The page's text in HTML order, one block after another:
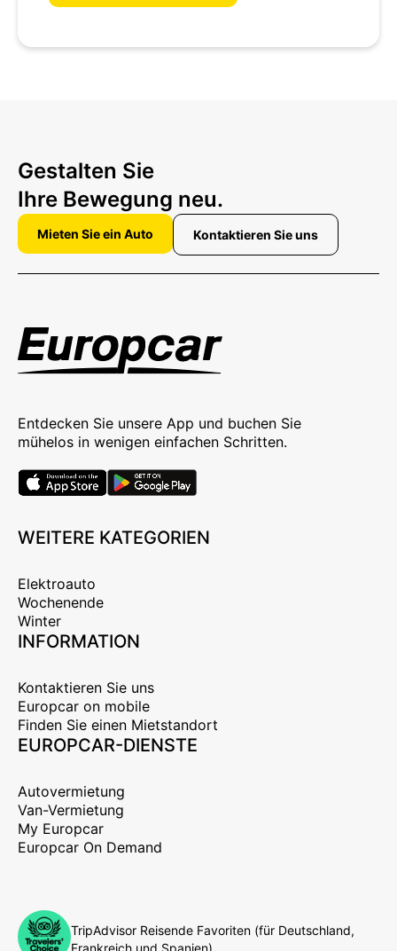
Gestalten Sie
Ihre Bewegung neu.
Mieten Sie ein Auto Kontaktieren Sie uns
Entdecken Sie unsere App und buchen Sie
mühelos in wenigen einfachen Schritten.
WEITERE KATEGORIEN
Elektroauto
Wochenende
Winter
INFORMATION
Kontaktieren Sie uns
Europcar on mobile
Finden Sie einen Mietstandort
EUROPCAR-DIENSTE
Autovermietung
Van-Vermietung
My Europcar
Europcar On Demand
TripAdvisor Reisende Favoriten (für Deutschland,
Frankreich und Spanien)